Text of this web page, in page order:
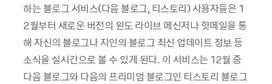
하는 블로그 서비스(다음 블로그, 티스토리) 사용자들은 1
2월부터 새로운 버전의 윈도 라이브 메신저나 핫메일을 통
해 자신의 블로그나 지인의 블로그 최신 업데이트 정보 등
소식을 실시간으로 볼 수 있게 된다. 이 서비스는 12월 중
다음 블로그와 다음의 프리미엄 블로그인 티스토리 블로그